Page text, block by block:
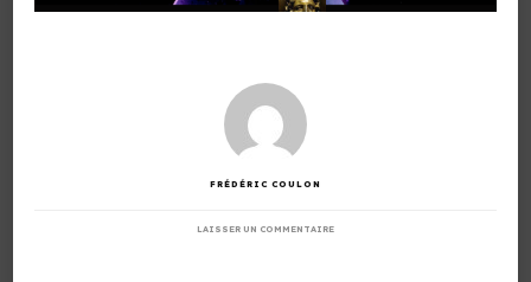
FRÉDÉRIC COULON
LAISSER UN COMMENTAIRESUR